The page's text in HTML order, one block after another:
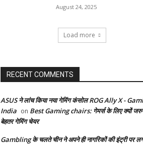
August 24, 2025
Load more
RECENT COMMENTS
ASUS ने लांच किया नया गेमिंग कंसोल ROG Ally X -
India on Best Gaming chairs: गेमर्स के लिए क्यों
बेहतर गेमिंग चेयर
Gambling के चलते चीन ने अपने ही नागरिकों की इंट्री पर